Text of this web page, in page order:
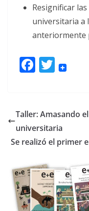
Resignificar
universitaria a
anteriormente
F
b
o
o
k
T
er
Taller: Amasando
universitaria
Se realizó el primer